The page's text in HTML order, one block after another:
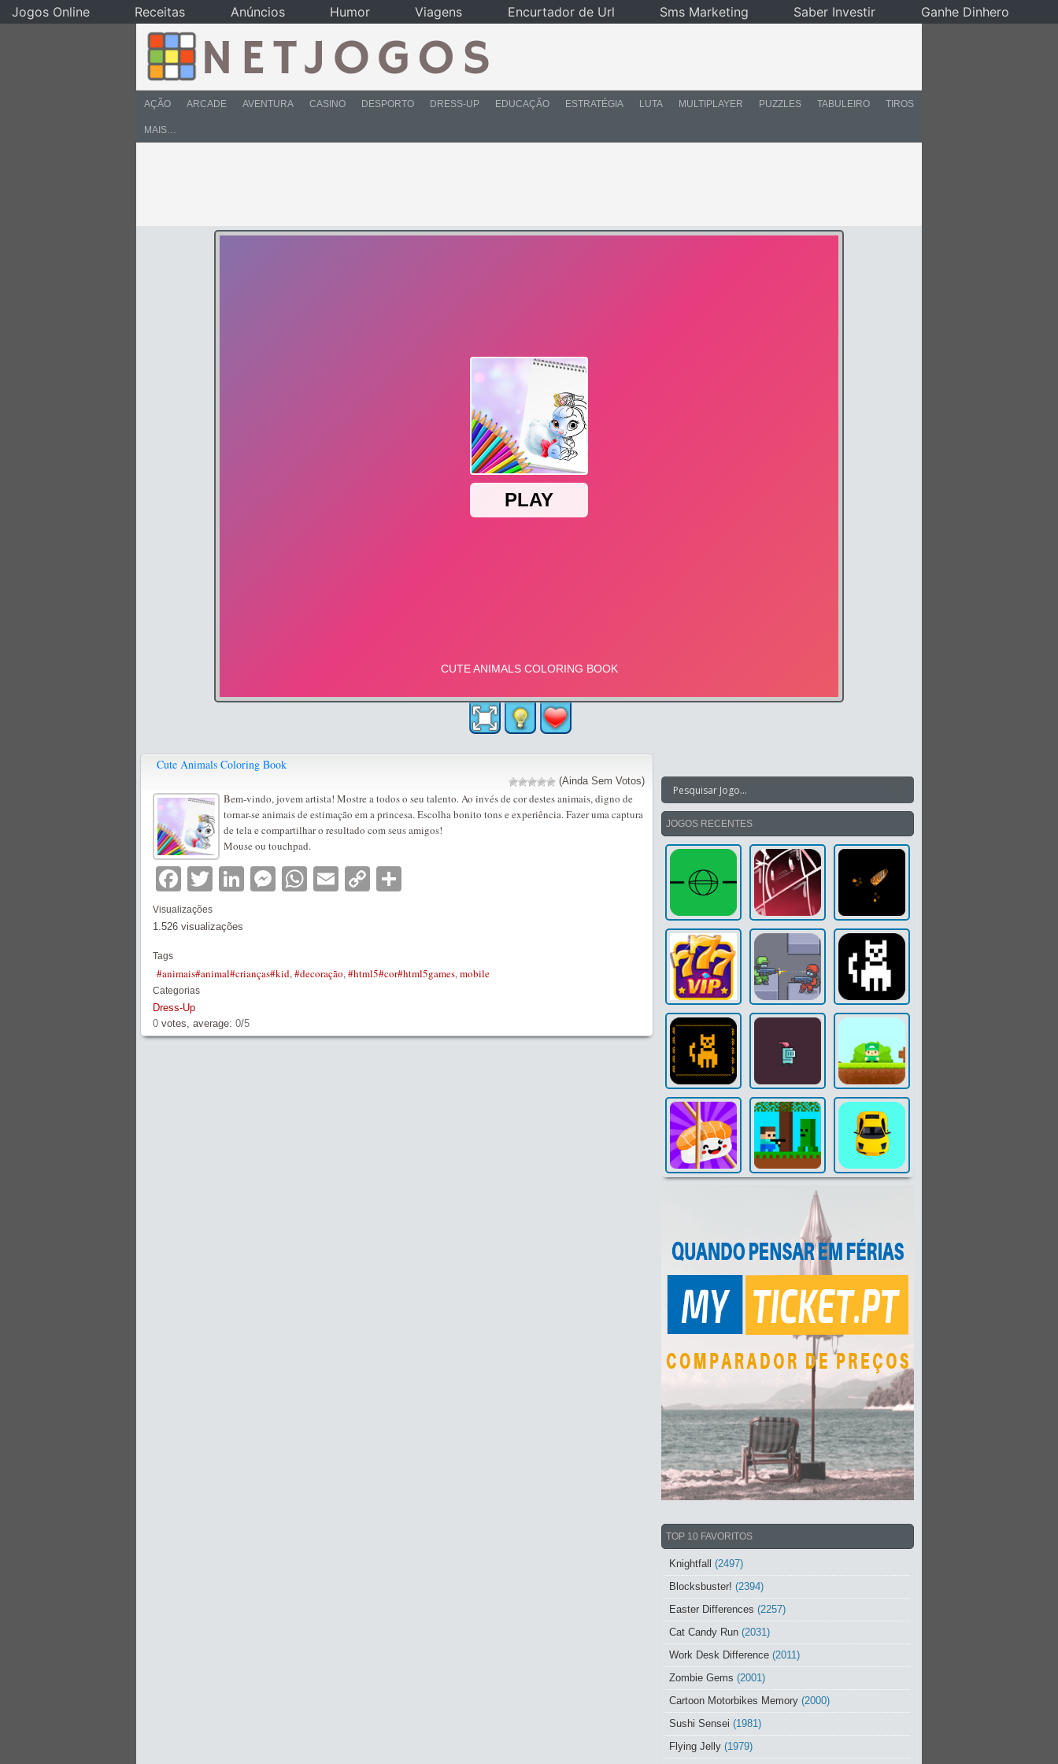
AÇÃO ARCADE AVENTURA CASINO DESPORTO DRESS-UP EDUCAÇÃO ESTRATÉGIA LUTA MULTIPLAYER PUZZLES TABULEIRO TIROS
MAIS…
Cute Animals Coloring Book
(Ainda Sem Votos)
Bem-vindo, jovem artista! Mostre a todos o seu talento. Ao invés de cor destes animais, digno de
tornar-se animais de estimação em a princesa. Escolha bonito tons e experiência. Fazer uma captura
de tela e compartilhar o resultado com seus amigos!
Mouse ou touchpad.
Facebook
TwitterLinkedIn
Messenger
WhatsApp
EmailCopy
Visualizações
1.526 visualizações
Tags
#animais#animal#crianças#kid,#decoração,#html5#cor#html5games,mobile
Categorias
Dress-Up
0 votes, average: 0/5
JOGOS RECENTES
TOP 10 FAVORITOS
Knightfall (2497)
Blocksbuster! (2394)
Easter Differences (2257)
Cat Candy Run (2031)
Work Desk Difference (2011)
Zombie Gems (2001)
Cartoon Motorbikes Memory (2000)
Sushi Sensei (1981)
Flying Jelly (1979)
Jogos Online Receitas Anúncios Humor Viagens Encurtador de Url Sms Marketing Saber Investir Ganhe Dinhero